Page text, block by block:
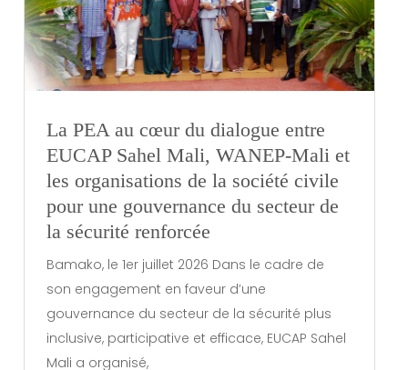
La PEA au cœur du dialogue entre
EUCAP Sahel Mali, WANEP-Mali et
les organisations de la société civile
pour une gouvernance du secteur de
la sécurité renforcée
Bamako, le 1er juillet 2026 Dans le cadre de
son engagement en faveur d’une
gouvernance du secteur de la sécurité plus
inclusive, participative et efficace, EUCAP Sahel
Mali a organisé,